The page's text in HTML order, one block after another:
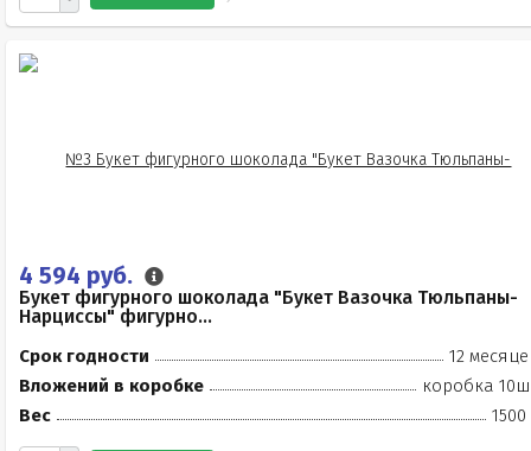
4 594 руб.
Букет фигурного шоколада "Букет Вазочка Тюльпаны-
Нарциссы" фигурно...
Срок годности
12
Вложений в коробке
коробка
Вес
1500